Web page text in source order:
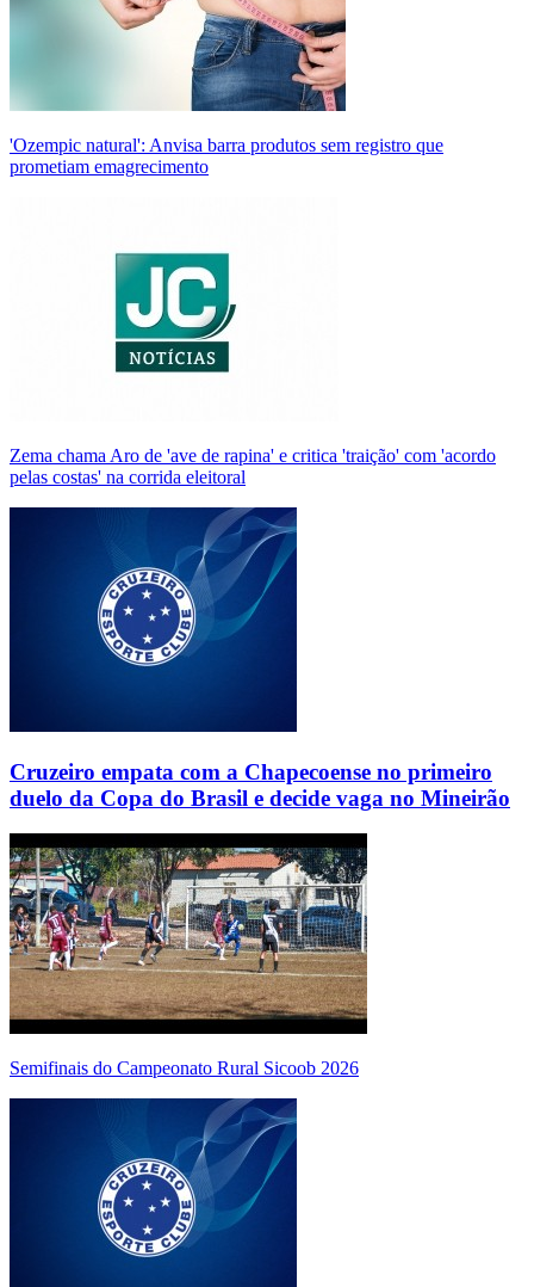
'Ozempic natural': Anvisa barra produtos sem registro que
prometiam emagrecimento
Zema chama Aro de 'ave de rapina' e critica 'traição' com 'acordo
pelas costas' na corrida eleitoral
Cruzeiro empata com a Chapecoense no primeiro
duelo da Copa do Brasil e decide vaga no Mineirão
Semifinais do Campeonato Rural Sicoob 2026